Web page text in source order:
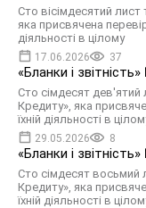
Сто вісімдесятий
яка присвячена
діяльності в цілому
17.06.2026 37
«Бланки і
Сто сімдесят дев'ятий
Кредиту», яка
їхній діяльності в
29.05.2026 8
«Бланки і
Сто сімдесят восьмий
Кредиту», яка
їхній діяльності в